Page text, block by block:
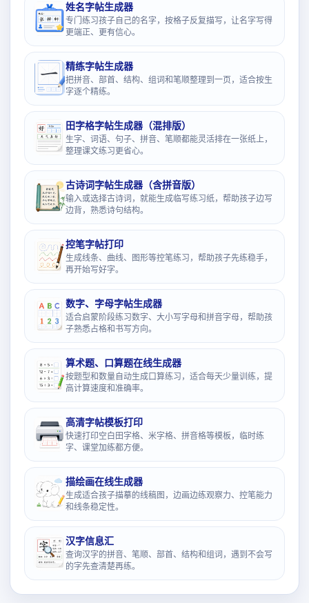
姓名字帖生成器
专门练习孩子自己的名字，按格子反复描写，让名字写得
更端正、更有信心。
精练字帖生成器
把拼音、部首、结构、组词和笔顺整理到一页，适合按生
字逐个精练。
田字格字帖生成器（混排版）
生字、词语、句子、拼音、笔顺都能灵活排在一张纸上，
整理课文练习更省心。
古诗词字帖生成器（含拼音版）
输入或选择古诗词，就能生成临写练习纸，帮助孩子边写
边背，熟悉诗句结构。
控笔字帖打印
生成线条、曲线、图形等控笔练习，帮助孩子先练稳手，
再开始写好字。
数字、字母字帖生成器
适合启蒙阶段练习数字、大小写字母和拼音字母，帮助孩
子熟悉占格和书写方向。
算术题、口算题在线生成器
按题型和数量自动生成口算练习，适合每天少量训练，提
高计算速度和准确率。
高清字帖模板打印
快速打印空白田字格、米字格、拼音格等模板，临时练
字、课堂加练都方便。
描绘画在线生成器
生成适合孩子描摹的线稿图，边画边练观察力、控笔能力
和线条稳定性。
汉字信息汇
查询汉字的拼音、笔顺、部首、结构和组词，遇到不会写
的字先查清楚再练。